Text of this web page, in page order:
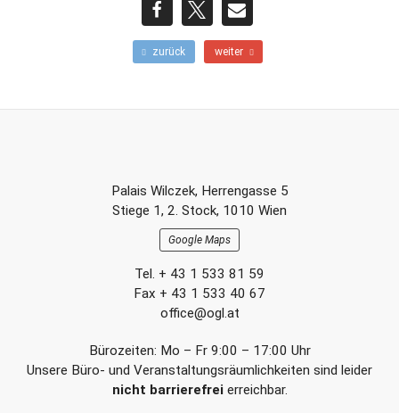
teilen teilen E-
zurück
r
e
i
t
r
g
weiter
N
ä
e
i
g
Palais Wilczek, Herrengasse 5
Stiege 1, 2. Stock, 1010 Wien
Google Maps
Tel. + 43 1 533 81 59
Fax + 43 1 533 40 67
office@ogl.at
Bürozeiten: Mo – Fr 9:00 – 17:00 Uhr
Unsere Büro- und Veranstaltungsräumlichkeiten sind leider
nicht barrierefreierreichbar.